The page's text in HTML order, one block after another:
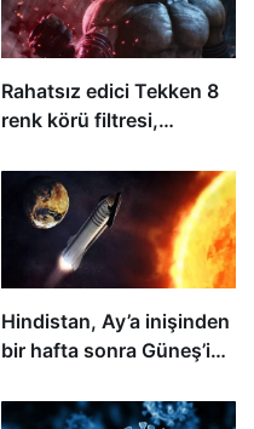
Rahatsız edici Tekken 8
renk körü filtresi,
endişelendiriyor
Hindistan, Ay’a inişinden
bir hafta sonra Güneş’i
aracı fırlattı